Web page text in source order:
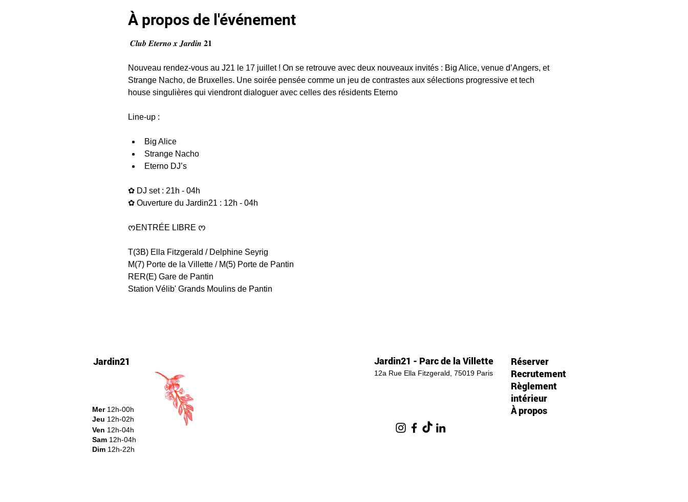
À propos de l'événement
𝑪𝒍𝒖𝒃 𝑬𝒕𝒆𝒓𝒏𝒐 𝒙 𝑱𝒂𝒓𝒅𝒊𝒏 𝟐𝟏
Nouveau rendez-vous au J21 le 17 juillet ! On se retrouve avec deux nouveaux invités : Big Alice, venue d’Angers, et
Strange Nacho, de Bruxelles. Une soirée pensée comme un jeu de contrastes aux sélections progressive et tech
house singulières qui viendront dialoguer avec celles des résidents Eterno
Line-up :
Big Alice
Strange Nacho
Eterno DJ’s
✿ DJ set : 21h - 04h
✿ Ouverture du Jardin21 : 12h - 04h
ᰔENTRÉE LIBRE ᰔ
T(3B) Ella Fitzgerald / Delphine Seyrig
M(7) Porte de la Villette / M(5) Porte de Pantin
RER(E) Gare de Pantin
Station Vélib' Grands Moulins de Pantin
Jardin21
Mer12h-00h
Jeu 12h-02h
Ven 12h-04h
Sam 12h-04h
Dim 12h-22h​
Jardin21 - Parc de la Villette
12a Rue Ella Fitzgerald, 75019 Paris
Réserver
Recrutement
Règlement
intérieur
À propos